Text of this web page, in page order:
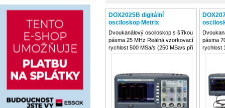
DOX2025B digitální
osciloskop Metrix
Dvoukanálový osciloskop s šířkou
pásma 25 MHz Reálná vzorkovací
rychlost 500 MSa/s (250 MSa/s při
obou kanálech) Ekvivalentní
Vertikální citlivost 2 mV/div...10
V/div Maximální vstupní
pásma
rychlost
při
V/div